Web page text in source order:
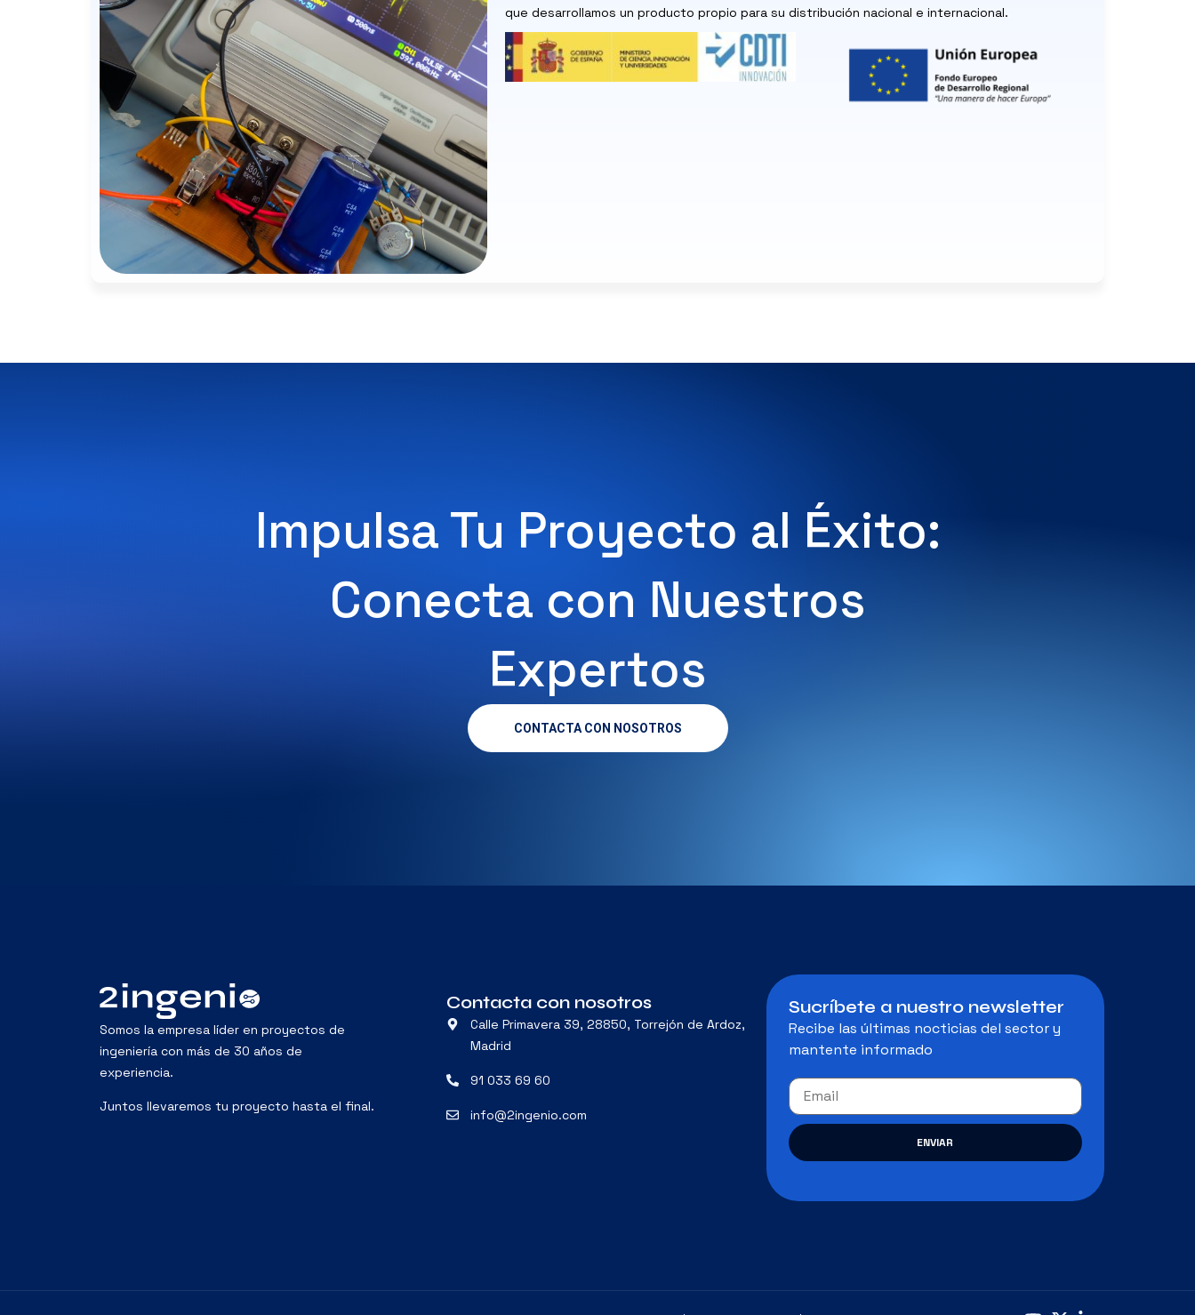
que desarrollamos un producto propio para su distribución nacional e internacional.
Impulsa Tu Proyecto al Éxito:
Conecta con Nuestros
Expertos
CONTACTA CON NOSOTROS
Somos la empresa líder en proyectos de
ingeniería con más de 30 años de
experiencia.
Juntos llevaremos tu proyecto hasta el final.
Contacta con nosotros
Calle Primavera 39, 28850, Torrejón de Ardoz,
Madrid
91 033 69 60
info@2ingenio.com
Sucríbete a nuestro newsletter
Recibe las últimas nocticias del sector y
mantente informado
ENVIAR